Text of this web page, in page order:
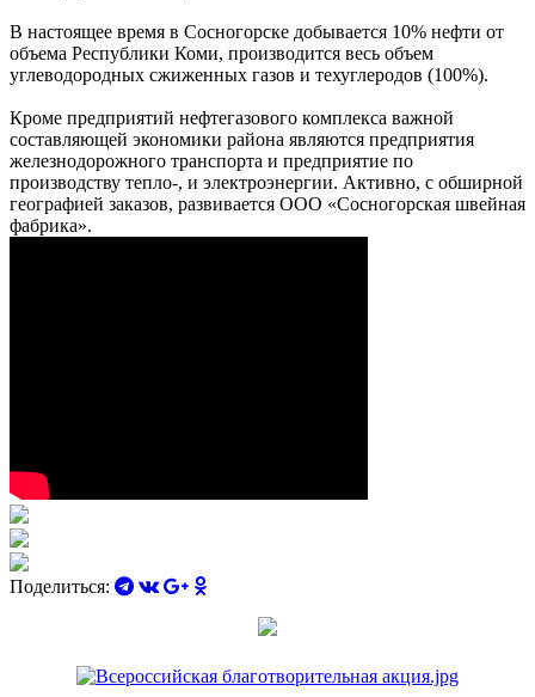
В настоящее время в Сосногорске добывается 10% нефти от
объема Республики Коми, производится весь объем
углеводородных сжиженных газов и техуглеродов (100%).
Кроме предприятий нефтегазового комплекса важной
составляющей экономики района являются предприятия
железнодорожного транспорта и предприятие по
производству тепло-, и электроэнергии. Активно, с обширной
географией заказов, развивается ООО «Сосногорская швейная
фабрика».
Поделиться: